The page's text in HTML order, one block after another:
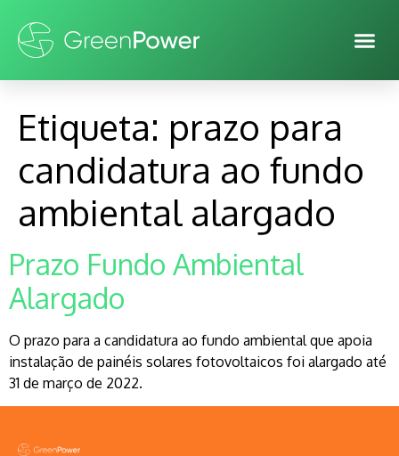
Etiqueta: prazo para
candidatura ao fundo
ambiental alargado
Prazo Fundo Ambiental
Alargado
O prazo para a candidatura ao fundo ambiental que apoia
instalação de painéis solares fotovoltaicos foi alargado até
31 de março de 2022.